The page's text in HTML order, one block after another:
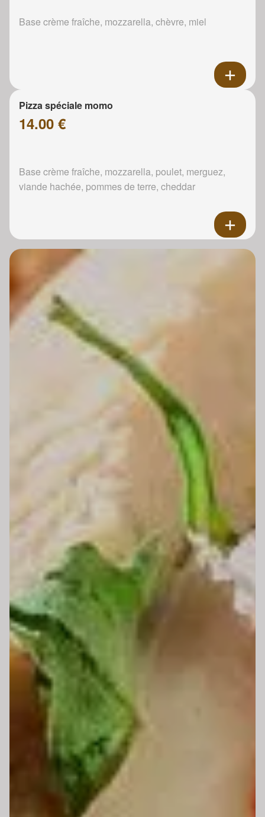
Base crème fraîche, mozzarella, chèvre, miel
Pizza spéciale momo
14.00 €
Base crème fraîche, mozzarella, poulet, merguez,
viande hachée, pommes de terre, cheddar